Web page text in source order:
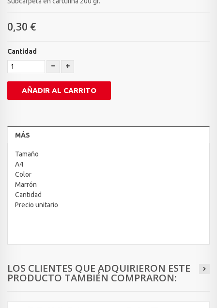
0,30 €
Cantidad
AÑADIR AL CARRITO
MÁS
Tamaño
A4
Color
Marrón
Cantidad
Precio unitario
LOS CLIENTES QUE ADQUIRIERON ESTE
PRODUCTO TAMBIÉN COMPRARON: